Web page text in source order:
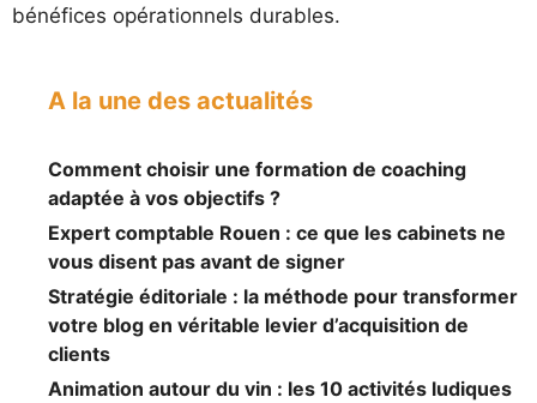
bénéfices opérationnels durables.
A la une des actualités
Comment choisir une formation de coaching
adaptée à vos objectifs ?
Expert comptable Rouen : ce que les cabinets ne
vous disent pas avant de signer
Stratégie éditoriale : la méthode pour transformer
votre blog en véritable levier d’acquisition de
clients
Animation autour du vin : les 10 activités ludiques